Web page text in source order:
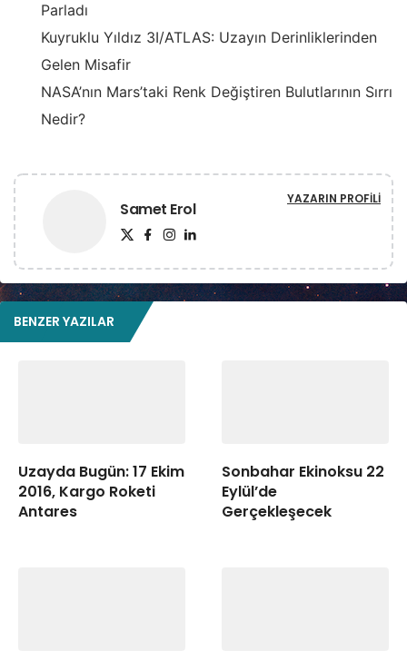
Parladı
Kuyruklu Yıldız 3I/ATLAS: Uzayın Derinliklerinden
Gelen Misafir
NASA’nın Mars’taki Renk Değiştiren Bulutlarının Sırrı
Nedir?
Samet Erol YAZARIN PROFILI
BENZER YAZILAR
Uzayda Bugün: 17 Ekim
2016, Kargo Roketi
Antares
Sonbahar Ekinoksu 22
Eylül’de
Gerçekleşecek